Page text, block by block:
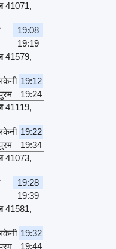
41071,
19:08
19:19
41579,
19:12
19:24
41119,
19:22
19:34
41073,
19:28
19:39
41581,
19:32
19:44